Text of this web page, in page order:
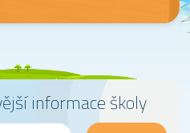
informace školy